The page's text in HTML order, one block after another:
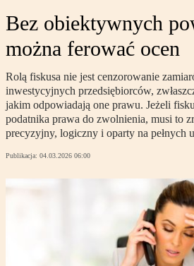
Bez obiektywnych
można ferować ocen
Rolą fiskusa nie jest cenzorowanie
inwestycyjnych przedsiębiorców,
jakim odpowiadają one prawu. Jeżeli
podatnika prawa do zwolnienia, musi to
precyzyjny, logiczny i oparty na pełnych
Publikacja: 04.03.2026 06:00